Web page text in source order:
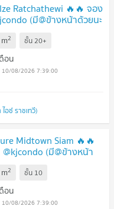
Ratchathewi 🔥🔥 จอง
(มี@ข้างหน้าด้วยนะ
m2 ชั้น20+
อน
10/08/2026 7:39:00
อซ์ ราชเทวี)
Midtown Siam 🔥🔥
(มี@ข้างหน้า
m2 ชั้น 10
อน
10/08/2026 7:39:00